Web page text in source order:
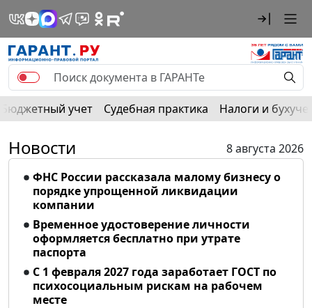
Бюджетный учет Судебная практика Налоги и
Новости
8 августа 2026
ФНС России рассказала малому бизнесу о
порядке упрощенной ликвидации
компании
Временное удостоверение личности
оформляется бесплатно при утрате
паспорта
С 1 февраля 2027 года заработает ГОСТ по
психосоциальным рискам на рабочем
месте